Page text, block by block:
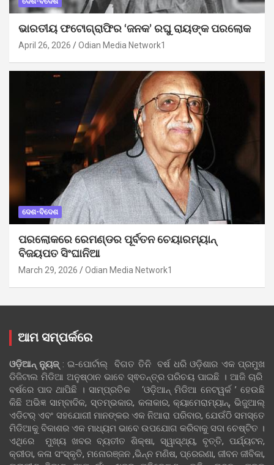
ଭାରତୀୟ ଫଟୋଗ୍ରାଫିର ‘ଜନକ’ ରଘୁ ରାୟଙ୍କ ପରଲୋକ
April 26, 2026 Odian Media Network1
ଦେଶ-ବିଦେଶ
ପରଲୋକରେ ରେମଣ୍ଡର ପୂର୍ବତନ ଚେୟାରମ୍ୟାନ୍
ବିଜୟପତ ସିଂଘାନିଆ
March 29, 2026 Odian Media Network1
ଆମ ସମ୍ପର୍କରେ
ଓଡ଼ିଆନ୍‍ ନ୍ୟୁଜ୍‍: ଇ-ପୋର୍ଟାଲ୍ ବିଗତ ତିନି ବର୍ଷ ଧରି ଓଡ଼ିଶାର ଏକ ପ୍ରମୁଖ
ଡିଜିଟାଲ ମିଡିଆ ଅନୁଷ୍ଠାନ ଭାବେ ସ୍ଵତନ୍ତ୍ର ପରିଚୟ ପାଇଛି । ଆଜି ଚାରି
ବର୍ଷରେ ପାଦ ଥାପିଛି । ସାମ୍ପ୍ରତିକ ‘ଓଡ଼ିଆନ୍‍ ମିଡିଆ ନେଟୱର୍କ ’ ହେଉଛି
କିଛି ଅଭିଜ୍ଞ ସାମ୍ବାଦିକ, ସ୍ତମ୍ଭକାର, କଳାକାର, କ୍ୟାମେରାମ୍ୟାନ୍, ଭିଜୁଆଲ୍
ଏଡିଟର୍ ଏବଂ ସହଯୋଗୀ ମାନଙ୍କର ଏକ ନିଆରା ପରିବାର, ଯେଉଁଠି ସମସ୍ତେ
ମିଡିଆକୁ ବିକାଶର ଏକ ମାଧ୍ୟମ ଭାବେ ଉପଯୋଗ କରିବାକୁ ସଦା ଚେଷ୍ଟିତ ।
ଏଥିରେ ମୁଖ୍ୟ ଖବର ବ୍ୟତୀତ ଶିକ୍ଷା, ସ୍ୱାସ୍ଥ୍ୟ, ବୃତ୍ତି, ପର୍ଯ୍ୟଟନ,
କ୍ରୀଡା, କଳା ସଂସ୍କୃତି, ମନୋରଞ୍ଜନ ,ଭିନ୍ନ ମଣିଷ, ପ୍ରେରଣା, ଜୀବନ ଜୀବିକା,